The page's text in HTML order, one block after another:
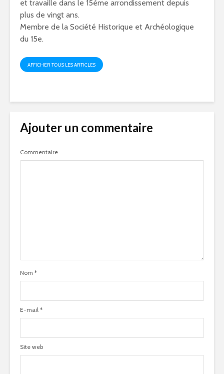
et travaille dans le 15ème arrondissement depuis
plus de vingt ans.
Membre de la Société Historique et Archéologique
du 15e.
AFFICHER TOUS LES ARTICLES
Ajouter un commentaire
Commentaire
Nom *
E-mail *
Site web